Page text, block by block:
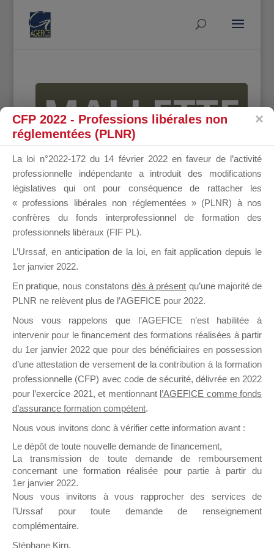
MALLETTE
DU
DIRIGEANT
il y a un mois
Ce groupe est destiné aux Organismes de
Formation qui souhaitent répondre à l’Appel à
Propositions Mallette du Dirigeant.
Ce groupe propose un forum dédié au support
sur lequel il est possible de laisser un message
ou poser une question.
NB : Il est nécessaire d’être
pouvoir rejoindre ce groupe
CFP 2022 - Professions libérales non
réglementées (PLNR)
La loi n°2022-172 du 14 février 2022 en faveur de l’activité
professionnelle indépendante a introduit des modifications
législatives qui ont pour conséquence de rattacher les
« professions libérales non réglementées » (PLNR) à nos
confrères du fonds interprofessionnel de formation des
professionnels libéraux (FIF PL).
L’Urssaf, en anticipation de la loi, en fait application depuis le
1er janvier 2022.
En pratique, nous constatons dès à présent qu’une majorité de
PLNR ne relèvent plus de l’AGEFICE pour 2022.
Nous vous rappelons que l’AGEFICE n’est habilitée à
intervenir pour le financement des formations réalisées à partir
du 1er janvier 2022 que pour des bénéficiaires en possession
d’une attestation de versement de la contribution à la formation
professionnelle (CFP) avec code de sécurité, délivrée en 2022
pour l’exercice 2021, et mentionnant l’AGEFICE comme fonds
d’assurance formation compétent.
Nous vous invitons donc à vérifier cette information avant :
Le dépôt de toute nouvelle demande de financement,
La transmission de toute demande de remboursement
concernant une formation réalisée pour partie à partir du
1er janvier 2022.
Nous vous invitons à vous rapprocher des services de
l’Urssaf pour toute demande de renseignement
complémentaire.
Stéphane Kirn,